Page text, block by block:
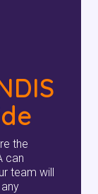
the
can
team will